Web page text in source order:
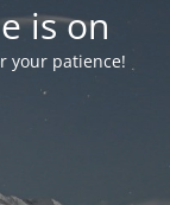
is on
your patience!